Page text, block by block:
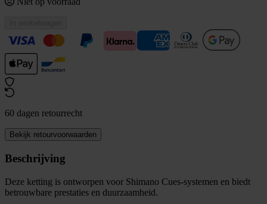
60 dagen retourrecht
Bekijk retourvoorwaarden
Beschrijving
Deze ketting is ontworpen voor Shimano Cues-systemen en biedt
betrouwbare prestaties en duurzaamheid.